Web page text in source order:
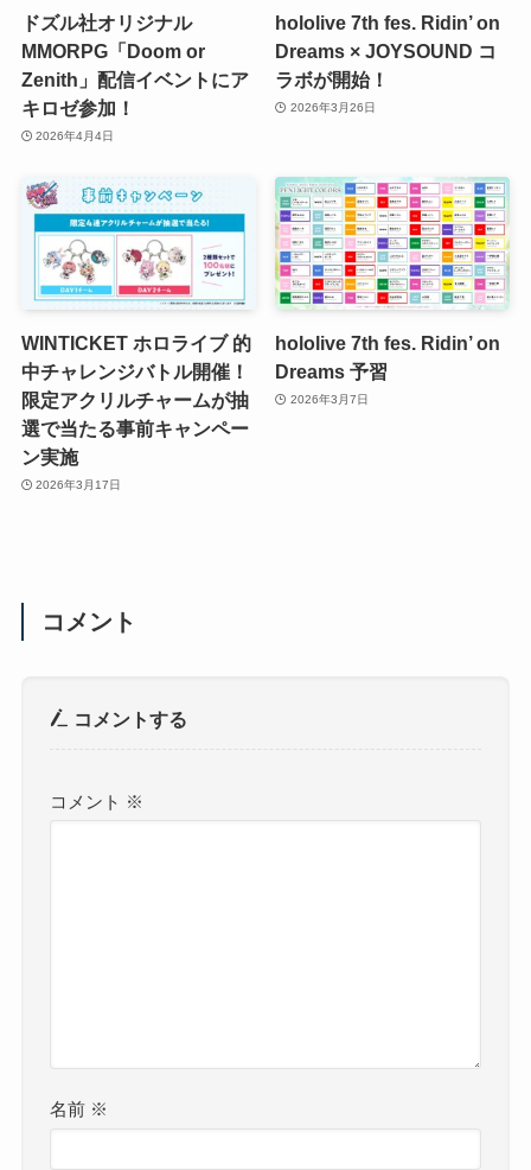
ドズル社オリジナル
MMORPG「Doom or
Zenith」配信イベントにア
キロゼ参加！
2026年4月4日
hololive 7th fes. Ridin’ on
Dreams × JOYSOUND コ
ラボが開始！
2026年3月26日
WINTICKET ホロライブ 的
中チャレンジバトル開催！
限定アクリルチャームが抽
選で当たる事前キャンペー
ン実施
2026年3月17日
hololive 7th fes. Ridin’ on
Dreams 予習
2026年3月7日
コメント
コメントする
コメント ※
名前 ※